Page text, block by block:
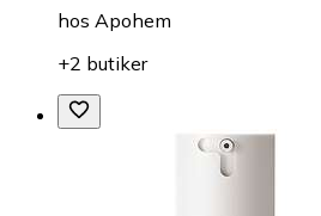
hos Apohem
+2 butiker